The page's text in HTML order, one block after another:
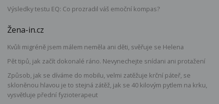
Výsledky testu EQ: Co prozradil váš emoční kompas?
Žena-in.cz
Kvůli migréně jsem málem neměla ani děti, svěřuje se Helena
Pět tipů, jak začít dokonalé ráno. Nevynechejte snídani ani protažení
Způsob, jak se díváme do mobilu, velmi zatěžuje krční páteř, se
skloněnou hlavou je to stejná zátěž, jak se 40 kilovým pytlem na krku,
vysvětluje přední fyzioterapeut